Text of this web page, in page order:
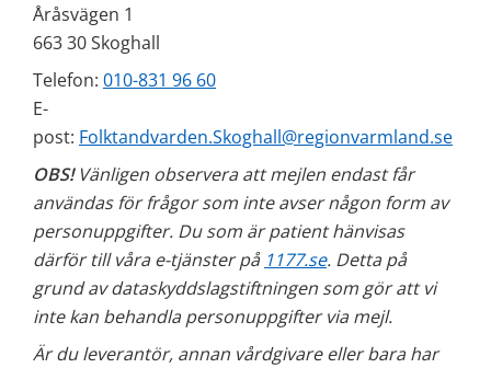
Åråsvägen 1
663 30 Skoghall
Telefon: 010-831 96 60
E-
post: Folktandvarden.Skoghall@regionvarmland.se
OBS! Vänligen observera att mejlen endast får
användas för frågor som inte avser någon form av
personuppgifter. Du som är patient hänvisas
därför till våra e-tjänster på 1177.se. Detta på
grund av dataskyddslagstiftningen som gör att vi
inte kan behandla personuppgifter via mejl.
Är du leverantör, annan vårdgivare eller bara har